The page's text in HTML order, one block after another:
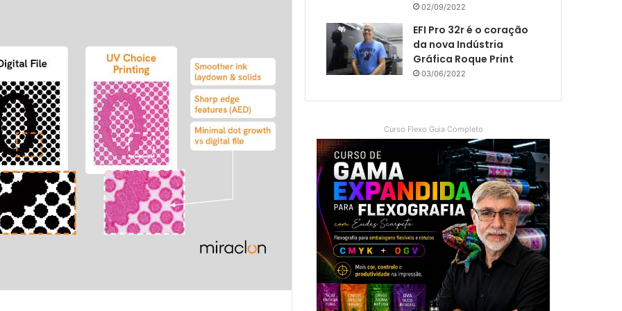
02/09/2022
EFI Pro 32r é o coração
da nova Indústria
Gráfica Roque Print
03/06/2022
Curso Flexo Guia Completo